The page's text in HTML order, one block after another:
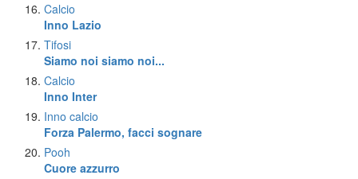
Calcio
Inno Lazio
Tifosi
Siamo noi siamo noi...
Calcio
Inno Inter
Inno calcio
Forza Palermo, facci sognare
Pooh
Cuore azzurro